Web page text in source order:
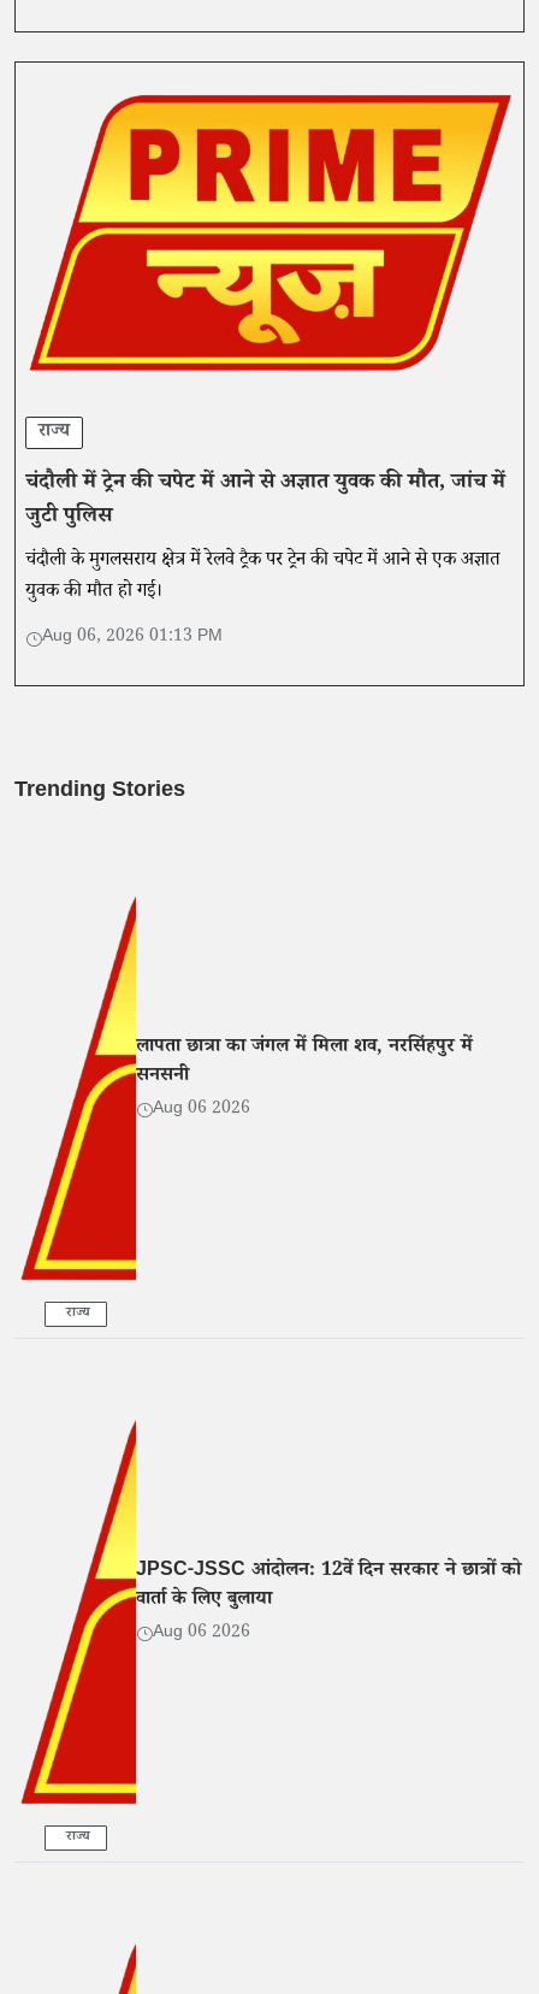
राज्य
चंदौली में ट्रेन की चपेट में आने से अज्ञात युवक की मौत, जांच में
जुटी पुलिस
चंदौली के मुगलसराय क्षेत्र में रेलवे ट्रैक पर ट्रेन की चपेट में आने से एक अज्ञात
युवक की मौत हो गई।
Aug 06, 2026 01:13 PM
Trending Stories
राज्य
लापता छात्रा का जंगल में मिला शव, नरसिंहपुर में
सनसनी
Aug 06 2026
राज्य
JPSC-JSSC आंदोलन: 12वें दिन सरकार ने छात्रों को
वार्ता के लिए बुलाया
Aug 06 2026